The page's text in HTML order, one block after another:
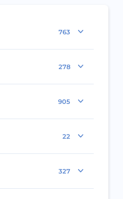
763
278
905
22
327